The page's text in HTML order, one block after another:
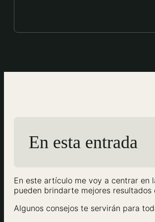
En esta entrada
En este artículo me voy a centrar en
pueden brindarte mejores
Algunos consejos te servirán para